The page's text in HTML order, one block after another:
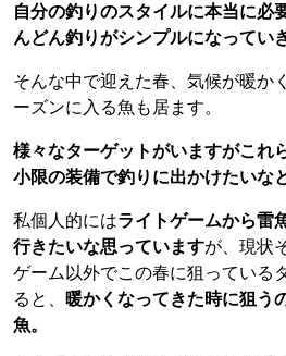
自分の釣りのスタイルに本当に必
んどん釣りがシンプルになってい
そんな中で迎えた春、気候が暖か
ーズンに入る魚も居ます。
様々なターゲットがいますがこれ
小限の装備で釣りに出かけたいな
私個人的にはライトゲームから雷
行きたいな思っていますが、現状
ゲーム以外でこの春に狙っている
ると、 暖かくなってきた時に狙う
魚。